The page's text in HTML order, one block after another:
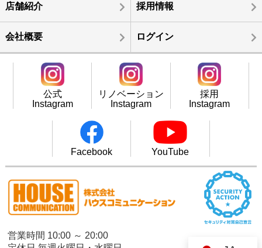
店舗紹介 採用情報
会社概要 ログイン
公式
Instagram
リノベーション
Instagram
採用
Instagram
Facebook YouTube
営業時間 10:00 ～ 20:00